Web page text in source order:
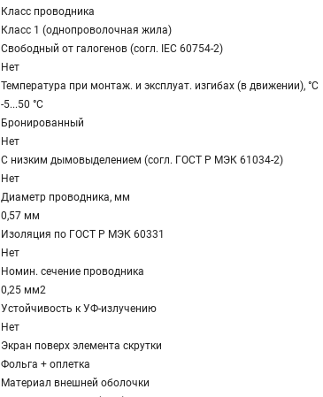
Класс проводника
Класс 1 (однопроволочная жила)
Свободный от галогенов (согл. IEC 60754-2)
Нет
Температура при монтаж. и эксплуат. изгибах (в движении), °C
-5...50 °C
Бронированный
Нет
С низким дымовыделением (согл. ГОСТ Р МЭК 61034-2)
Нет
Диаметр проводника, мм
0,57 мм
Изоляция по ГОСТ Р МЭК 60331
Нет
Номин. сечение проводника
0,25 мм2
Устойчивость к УФ-излучению
Нет
Экран поверх элемента скрутки
Фольга + оплетка
Материал внешней оболочки